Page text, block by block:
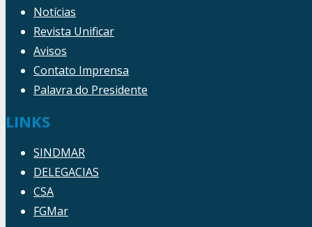
Notícias
Revista Unificar
Avisos
Contato Imprensa
Palavra do Presidente
LINKS
SINDMAR
DELEGACIAS
CSA
FGMar